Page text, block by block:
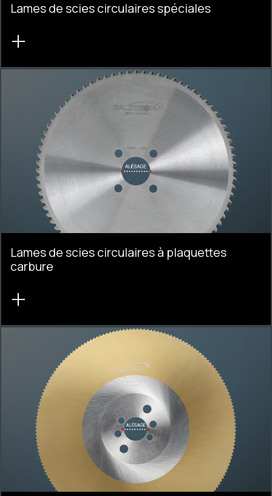
Lames de scies circulaires spéciales
Lames de scies circulaires à plaquettes
carbure